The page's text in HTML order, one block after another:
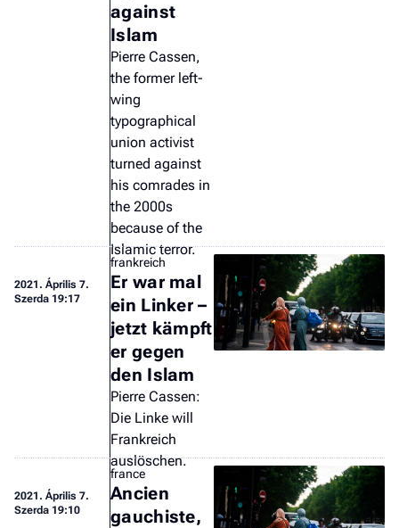
against
Islam
Pierre Cassen,
the former left-
wing
typographical
union activist
turned against
his comrades in
the 2000s
because of the
Islamic terror.
2021. Április 7.
Szerda 19:17
frankreich
Er war mal
ein Linker –
jetzt kämpft
er gegen
den Islam
Pierre Cassen:
Die Linke will
Frankreich
auslöschen.
2021. Április 7.
Szerda 19:10
france
Ancien
gauchiste,